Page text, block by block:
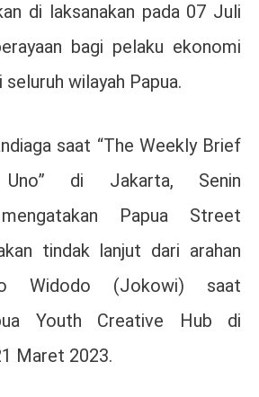
di laksanakan pada 07 Juli
bagi pelaku ekonomi
wilayah Papua.
saat “The Weekly Brief
di Jakarta, Senin
Papua Street
tindak lanjut dari arahan
Widodo (Jokowi) saat
Youth Creative Hub di
Maret 2023.